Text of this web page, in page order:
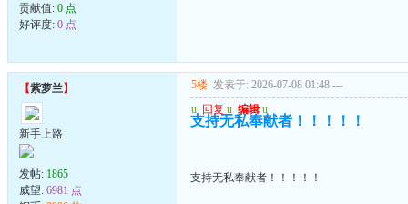
贡献值: 0 点
好评度: 0 点
【紫萝兰】
新手上路
发帖: 1865
威望: 6981 点
5楼 发表于: 2026-07-08 01:48 ---
u 回复 u 编辑 u
支持无私奉献者！！！！！
支持无私奉献者！！！！！